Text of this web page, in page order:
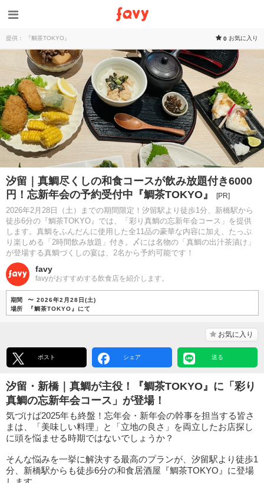
提供： 『鯛茶TOKYO』 0 お気に入り
汐留｜真鯛尽くしの和食コースが飲み放題付き6000
円！忘新年会の予約受付中『鯛茶TOKYO』
[PR]
2026年2月28日（土）までの期間限定！汐留駅より徒歩1分、新橋駅から
徒歩6分の『鯛茶TOKYO』では、「彩り真鯛の忘新年会コース」を提供
します。真鯛をふんだんに使用した全11品の豪華な内容に加え、たっぷ
り楽しめる「2時間飲み放題」付き。〆には名物の「真鯛の出汁茶漬け」
が登場する真鯛づくしの宴は、2名から予約可能です！
favy
favyがおすすめする飲食店を紹介します。
期間
〜 2026年2月28日(土)
場所
『鯛茶TOKYO』にて
お気に入り
ポスト シェア 送る
汐留・新橋｜真鯛が主役！『鯛茶TOKYO』に「彩り
真鯛の忘新年会コース」が登場！
気づけば2025年も終盤！忘年会・新年会の幹事を担当する皆さ
まは、「美味しい料理」と「立地の良さ」を両立したお店探し
に頭を悩ませる時期ではないでしょうか？
そんな悩みを一挙に解決する最高のプランが、汐留駅より徒歩1
分、新橋駅からも徒歩6分の和食居酒屋『鯛茶TOKYO』に登場